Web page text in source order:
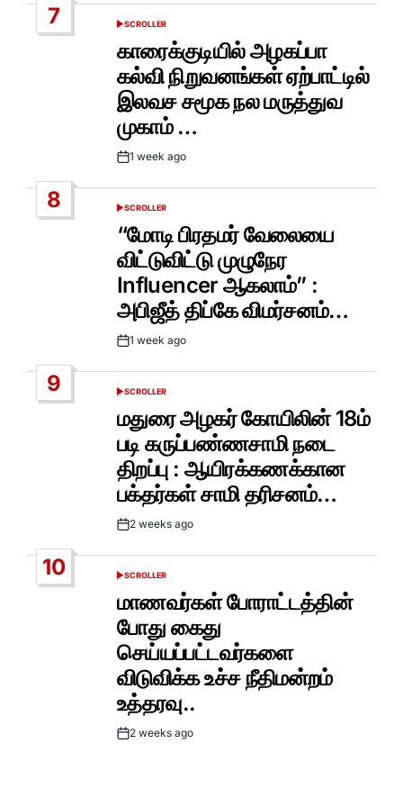
7
POSTED
SCROLLER
காரைக்குடியில் அழகப்பா
கல்வி நிறுவனங்கள் ஏற்பாட்டில்
இலவச சமூக நல மருத்துவ
முகாம் …
Post1 week ago
8
POSTED
SCROLLER
“மோடி பிரதமர் வேலையை
விட்டுவிட்டு முழுநேர
Influencer ஆகலாம்” :
அபிஜீத் திப்கே விமர்சனம்…
Post1 week ago
9
POSTED
SCROLLER
மதுரை அழகர் கோயிலின் 18ம்
படி கருப்பண்ணசாமி நடை
திறப்பு : ஆயிரக்கணக்கான
பக்தர்கள் சாமி தரிசனம்…
Post2 weeks ago
10
POSTED
SCROLLER
மாணவர்கள் போராட்டத்தின்
போது கைது
செய்யப்பட்டவர்களை
விடுவிக்க உச்ச நீதிமன்றம்
உத்தரவு..
Post2 weeks ago